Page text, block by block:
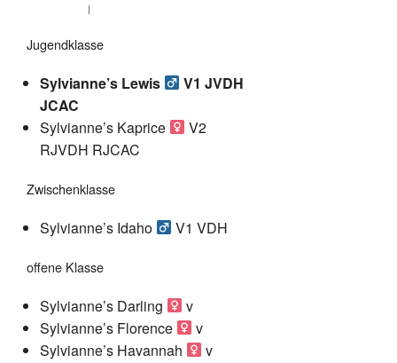
Jugendklasse
Sylvianne’s Lewis
V1 JVDH
JCAC
Sylvianne’s Kaprice
V2
RJVDH RJCAC
Zwischenklasse
Sylvianne’s Idaho V1 VDH
offene Klasse
Sylvianne’s Darling
v
Sylvianne’s Florence
v
Sylvianne’s Havannah
v